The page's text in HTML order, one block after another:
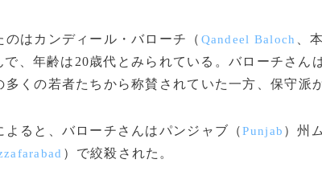
はカンディール・バローチ（ Qandeel Baloch 、
で、年齢は20歳代とみられている。バローチさん
多くの若者たちから称賛されていた一方、保守派
ると、バローチさんはパンジャブ（Punjab ）州
）で絞殺された。